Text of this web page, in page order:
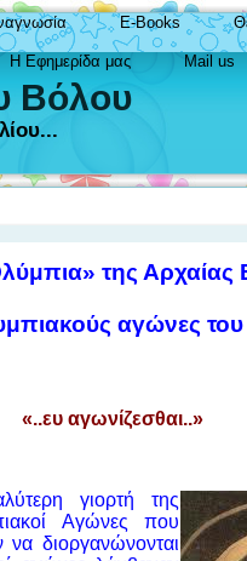
E-Books
Η Εφημερίδα μας Mail us
Βόλου
της Αρχαίας
αγώνες
«..ευ αγωνίζεσθαι..»
γιορτή της
Αγώνες που
να διοργανώνονται